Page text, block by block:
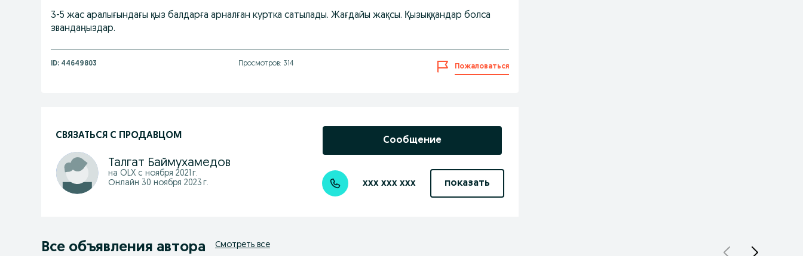
3-5 жас аралығындағы қыз балдарға арналған куртка сатылады. Жағдайы жақсы. Қызыққандар болса
звандаңыздар.
ID: 44649803 Просмотров: 314 Пожаловаться
СВЯЗАТЬСЯ С ПРОДАВЦОМ
Талгат Баймухамедов
на OLX с ноября 2021 г.
Онлайн 30 ноября 2023 г.
Сообщение
xxx xxx xxx показать
Все объявления автора Смотреть все